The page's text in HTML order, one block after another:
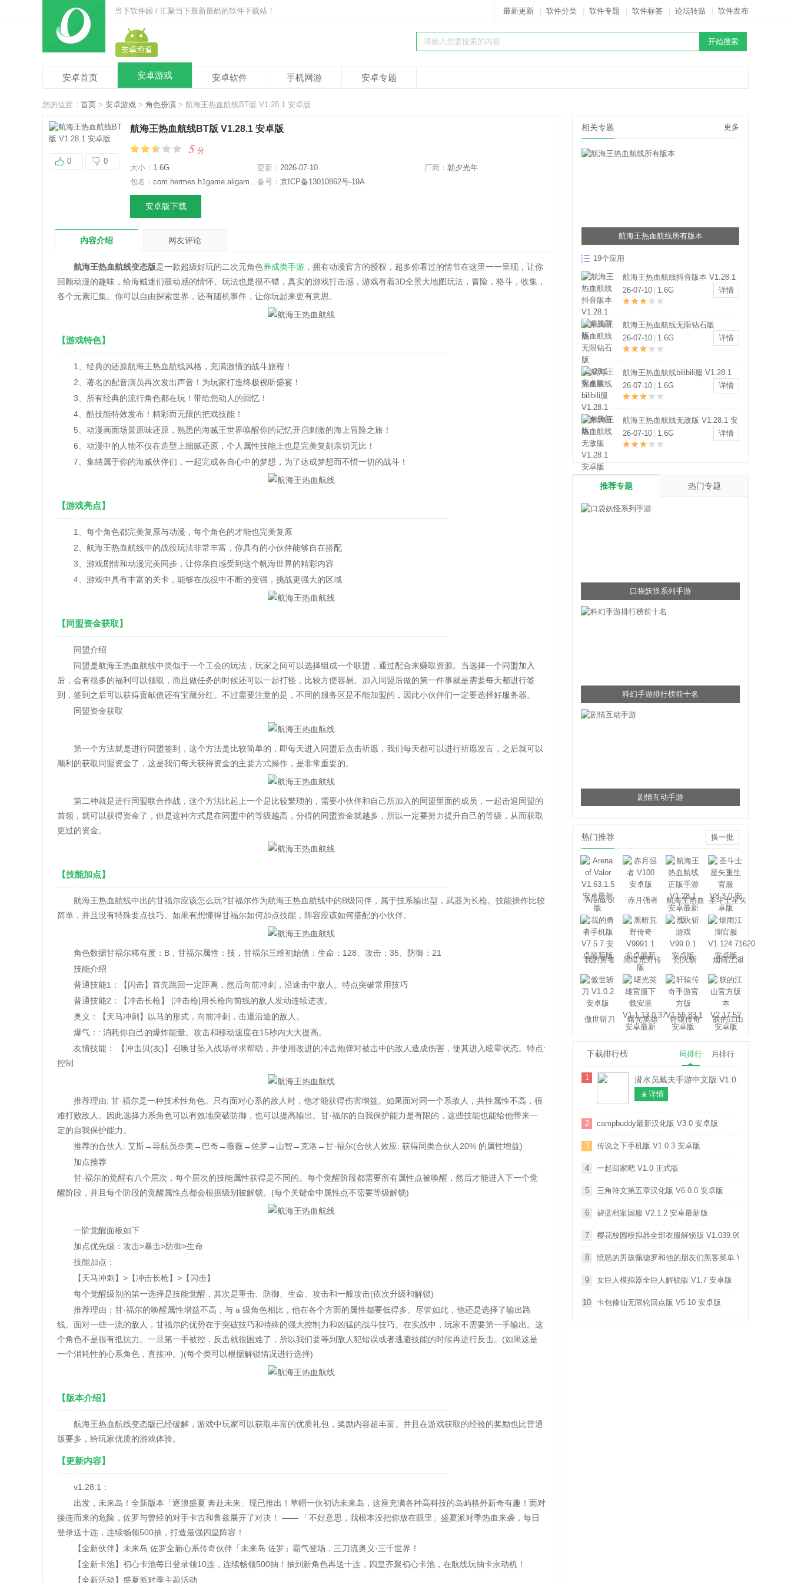
当下软件园 / 汇聚当下最新最酷的软件下载站！ 最新更新 软件分类 软件专题 软件标签 论坛转贴 软件发布
安卓首页 安卓游戏 安卓软件 手机网游 安卓专题
您的位置： 首页 > 安卓游戏 > 角色扮演 > 航海王热血航线BT版 V1.28.1 安卓版
0 0
航海王热血航线BT版 V1.28.1 安卓版
5 分
大小： 1.6G 更新： 2026-07-10 厂商： 朝夕光年
包名： com.hermes.h1game.aligames 备号： 京ICP备13010862号-19A
安卓版下载
内容介绍 网友评论
航海王热血航线变态版是一款超级好玩的二次元角色养成类手游 ，拥有动漫官方的授权，超多你看过的情节在这里一一呈现，让你
回顾动漫的趣味，给海贼迷们最动感的情怀。玩法也是很不错，真实的游戏打击感，游戏有着3D全景大地图玩法，冒险，格斗，收集，
各个元素汇集。你可以自由探索世界，还有随机事件，让你玩起来更有意思。
【游戏特色】
1、经典的还原航海王热血航线风格，充满激情的战斗旅程！
2、著名的配音演员再次发出声音！为玩家打造终极视听盛宴！
3、所有经典的流行角色都在玩！带给您动人的回忆！
4、酷技能特效发布！精彩而无限的把戏技能！
5、动漫画面场景原味还原，熟悉的海贼王世界唤醒你的记忆开启刺激的海上冒险之旅！
6、动漫中的人物不仅在造型上细腻还原，个人属性技能上也是完美复刻亲切无比！
7、集结属于你的海贼伙伴们，一起完成各自心中的梦想，为了达成梦想而不惜一切的战斗！
【游戏亮点】
1、每个角色都完美复原与动漫，每个角色的才能也完美复原
2、航海王热血航线中的战役玩法非常丰富，你具有的小伙伴能够自在搭配
3、游戏剧情和动漫完美同步，让你亲自感受到这个帆海世界的精彩内容
4、游戏中具有丰富的关卡，能够在战役中不断的变强，挑战更强大的区域
【同盟资金获取】
同盟介绍
同盟是航海王热血航线中类似于一个工会的玩法，玩家之间可以选择组成一个联盟，通过配合来赚取资源。当选择一个同盟加入
后，会有很多的福利可以领取，而且做任务的时候还可以一起打怪，比较方便容易。加入同盟后做的第一件事就是需要每天都进行签
到，签到之后可以获得贡献值还有宝藏分红。不过需要注意的是，不同的服务区是不能加盟的，因此小伙伴们一定要选择好服务器。
同盟资金获取
第一个方法就是进行同盟签到，这个方法是比较简单的，即每天进入同盟后点击祈愿，我们每天都可以进行祈愿发言，之后就可以
顺利的获取同盟资金了，这是我们每天获得资金的主要方式操作，是非常重要的。
第二种就是进行同盟联合作战，这个方法比起上一个是比较繁琐的，需要小伙伴和自己所加入的同盟里面的成员，一起击退同盟的
首领，就可以获得资金了，但是这种方式是在同盟中的等级越高，分得的同盟资金就越多，所以一定要努力提升自己的等级，从而获取
更过的资金。
【技能加点】
航海王热血航线中出的甘福尔应该怎么玩?甘福尔作为航海王热血航线中的B级同伴，属于技系输出型，武器为长枪。技能操作比较
简单，并且没有特殊要点技巧。如果有想懂得甘福尔如何加点技能，阵容应该如何搭配的小伙伴。
角色数据甘福尔稀有度：B，甘福尔属性：技，甘福尔三维初始值：生命：128、攻击：35、防御：21
技能介绍
普通技能1：【闪击】首先跳回一定距离，然后向前冲刺，沿途击中敌人。特点突破常用技巧
普通技能2：【冲击长枪】 [冲击枪]用长枪向前线的敌人发动连续进攻。
奥义：【天马冲刺】以马的形式，向前冲刺，击退沿途的敌人。
爆气：: 消耗你自己的爆炸能量。攻击和移动速度在15秒内大大提高。
友情技能： 【冲击贝(友)】召唤甘坠入战场寻求帮助，并使用改进的冲击炮弹对被击中的敌人造成伤害，使其进入眩晕状态。特点:
控制
推荐理由: 甘·福尔是一种技术性角色。只有面对心系的敌人时，他才能获得伤害增益。如果面对同一个系敌人，共性属性不高，很
难打败敌人。因此选择力系角色可以有效地突破防御，也可以提高输出。甘·福尔的自我保护能力是有限的，这些技能也能给他带来一
定的自我保护能力。
推荐的合伙人: 艾斯→导航员奈美→巴奇→薇薇→佐罗→山智→克洛→甘·福尔(合伙人效应: 获得同类合伙人20% 的属性增益)
加点推荐
甘·福尔的觉醒有八个层次，每个层次的技能属性获得是不同的。每个觉醒阶段都需要所有属性点被唤醒，然后才能进入下一个觉
醒阶段，并且每个阶段的觉醒属性点都会根据级别被解锁。(每个关键命中属性点不需要等级解锁)
一阶觉醒面板如下
加点优先级：攻击>暴击>防御>生命
技能加点：
【天马冲刺】>【冲击长枪】>【闪击】
每个觉醒级别的第一选择是技能觉醒，其次是重击、防御、生命、攻击和一般攻击(依次升级和解锁)
推荐理由：甘·福尔的唤醒属性增益不高，与 a 级角色相比，他在各个方面的属性都要低得多。尽管如此，他还是选择了输出路
线。面对一些一流的敌人，甘福尔的优势在于突破技巧和特殊的强大控制力和凶猛的战斗技巧。在实战中，玩家不需要第一手输出。这
个角色不是很有抵抗力。一旦第一手被控，反击就很困难了，所以我们要等到敌人犯错误或者逃避技能的时候再进行反击。(如果这是
一个消耗性的心系角色，直接冲。)(每个类可以根据解锁情况进行选择)
【版本介绍】
航海王热血航线变态版已经破解，游戏中玩家可以获取丰富的优质礼包，奖励内容超丰富。并且在游戏获取的经验的奖励也比普通
版要多，给玩家优质的游戏体验。
【更新内容】
v1.28.1：
出发，未来岛！全新版本「逐浪盛夏 奔赴未来」现已推出！草帽一伙初访未来岛，这座充满各种高科技的岛屿格外新奇有趣！面对
接连而来的危险，佐罗与曾经的对手卡古和鲁兹展开了对决！ —— 「不好意思，我根本没把你放在眼里」盛夏派对季热血来袭，每日
登录送十连，连续畅领500抽，打造最强四皇阵容！
【全新伙伴】未来岛 佐罗全新心系传奇伙伴「未来岛 佐罗」霸气登场，三刀流奥义·三千世界！
【全新卡池】初心卡池每日登录领10连，连续畅领500抽！抽到新角色再送十连，四皇齐聚初心卡池，在航线玩抽卡永动机！
【全新活动】盛夏派对季主题活动
相关专题 更多
航海王热血航线所有版本
19个应用
航海王热血航线抖音版本 V1.28.1
安卓最新版
26-07-10 1.6G 详情
航海王热血航线无限钻石版
V1.28.1 安卓版
26-07-10 1.6G 详情
航海王热血航线bilibili服 V1.28.1
安卓最新版
26-07-10 1.6G 详情
航海王热血航线无敌版 V1.28.1 安
卓版
26-07-10 1.6G 详情
推荐专题 热门专题
口袋妖怪系列手游
科幻手游排行榜前十名
剧情互动手游
热门推荐 换一批
Arena of
Valor
赤月强者
航海王热血
航线
圣斗士星矢
重生
我的勇者
黑暗荒野传
奇
烈火斩 烟雨江湖
傲世斩刀 曙光英雄 轩辕传奇 朕的江山
下载排行榜 周排行 月排行
1 潜水员戴夫手游中文版 V1.0.30 安卓版
详情
2 campbuddy最新汉化版 V3.0 安卓版
3 传说之下手机版 V1.0.3 安卓版
4 一起回家吧 V1.0 正式版
5 三角符文第五章汉化版 V6.0.0 安卓版
6 碧蓝档案国服 V2.1.2 安卓最新版
7 樱花校园模拟器全部衣服解锁版 V1.039.99 安卓版
8 愤怒的男孩佩德罗和他的朋友们黑客菜单 V0.5 安卓版
9 女巨人模拟器全巨人解锁版 V1.7 安卓版
10 卡包修仙无限轮回点版 V5.10 安卓版